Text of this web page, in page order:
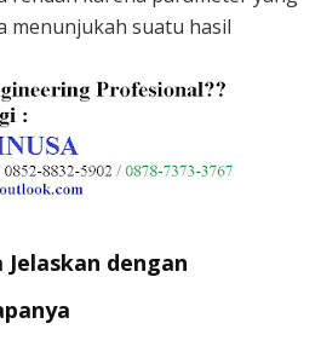
menunjukah suatu hasil
dengan